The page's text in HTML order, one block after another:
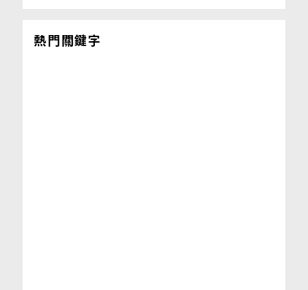
熱門關鍵字